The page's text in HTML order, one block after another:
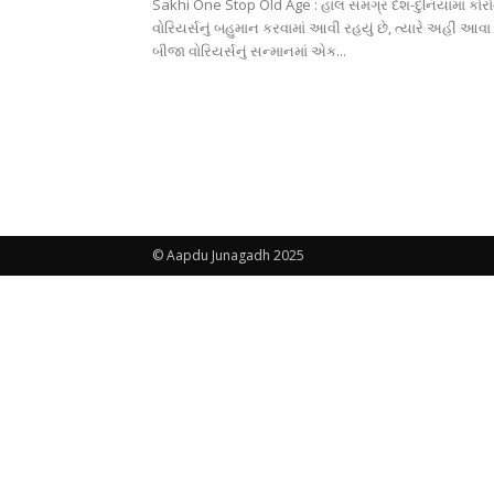
Sakhi One Stop Old Age : હાલ સમગ્ર દેશ-દુનિયામાં
વોરિયર્સનું બહુમાન કરવામાં આવી રહયું છે, ત્યારે અહીં
બીજા વોરિયર્સનું સન્માનમાં એક...
© Aapdu Junagadh 2025